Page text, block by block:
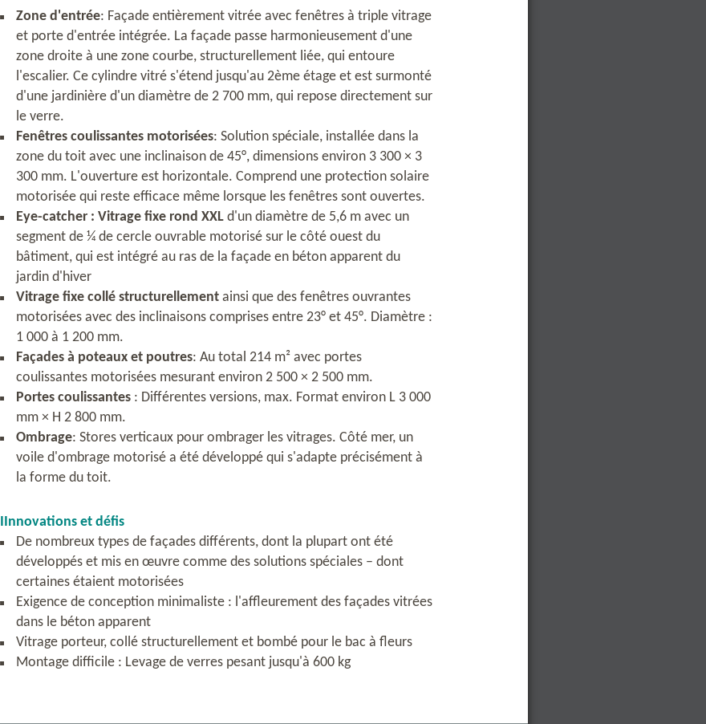
Zone d'entrée: Façade entièrement vitrée avec fenêtres à triple vitrage
et porte d'entrée intégrée. La façade passe harmonieusement d'une
zone droite à une zone courbe, structurellement liée, qui entoure
l'escalier. Ce cylindre vitré s'étend jusqu'au 2ème étage et est surmonté
d'une jardinière d'un diamètre de 2 700 mm, qui repose directement sur
le verre.
Fenêtres coulissantes motorisées: Solution spéciale, installée dans la
zone du toit avec une inclinaison de 45°, dimensions environ 3 300 × 3
300 mm. L'ouverture est horizontale. Comprend une protection solaire
motorisée qui reste efficace même lorsque les fenêtres sont ouvertes.
Eye-catcher : Vitrage fixe rond XXL d'un diamètre de 5,6 m avec un
segment de ¼ de cercle ouvrable motorisé sur le côté ouest du
bâtiment, qui est intégré au ras de la façade en béton apparent du
jardin d'hiver
Vitrage fixe collé structurellement ainsi que des fenêtres ouvrantes
motorisées avec des inclinaisons comprises entre 23° et 45°. Diamètre :
1 000 à 1 200 mm.
Façades à poteaux et poutres: Au total 214 m² avec portes
coulissantes motorisées mesurant environ 2 500 × 2 500 mm.
Portes coulissantes : Différentes versions, max. Format environ L 3 000
mm × H 2 800 mm.
Ombrage: Stores verticaux pour ombrager les vitrages. Côté mer, un
voile d'ombrage motorisé a été développé qui s'adapte précisément à
la forme du toit.
IInnovations et défis
De nombreux types de façades différents, dont la plupart ont été
développés et mis en œuvre comme des solutions spéciales – dont
certaines étaient motorisées
Exigence de conception minimaliste : l'affleurement des façades vitrées
dans le béton apparent
Vitrage porteur, collé structurellement et bombé pour le bac à fleurs
Montage difficile : Levage de verres pesant jusqu'à 600 kg